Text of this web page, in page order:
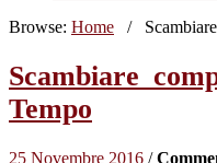
Browse: Home /
Scambiare
Tempo
25 Novembre 2016 /